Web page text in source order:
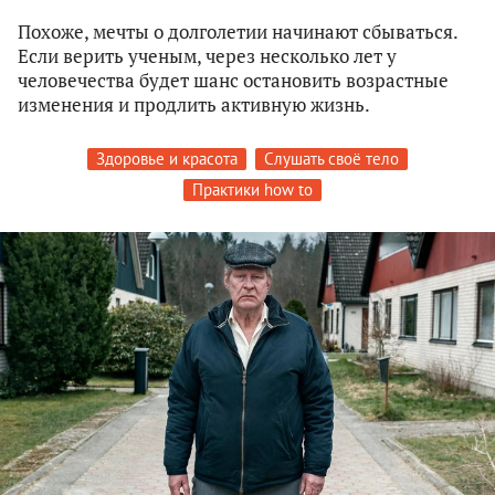
Похоже, мечты о долголетии начинают сбываться.
Если верить ученым, через несколько лет у
человечества будет шанс остановить возрастные
изменения и продлить активную жизнь.
Здоровье и красота
Слушать своё тело
Практики how to